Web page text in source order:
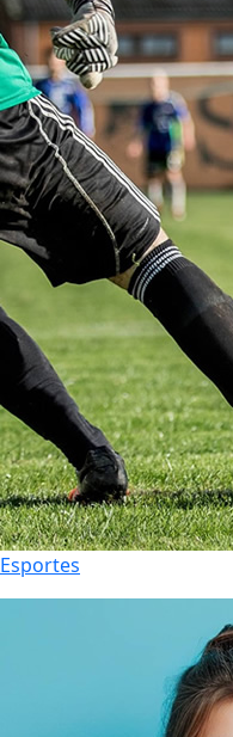
Esportes